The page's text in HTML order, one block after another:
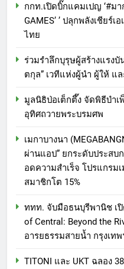
กกท.เปิดบิ๊กแคมเปญ ‘#ม
GAMES’ ’ ปลุกพลังเชียร์
ไทย
ร่วมรำลึกบุรุษผู้สร้างแรง
ตกุล” เวทีแห่งผู้นำ ผู้ให้
มูลนิธิป่อเต็กตึ๊ง จัดพิธีบำ
อุทิศถวายพระบรมศพ
เมกาบางนา
ผ่านแอป” ยกระดับประส
อดความสำเร็จ โปรแกรม
สมาชิกโต 15%
ททท. จับมือธนบุรีพานิช เปิ
of Central: Beyond the
อารยธรรมสายน้ำ กรุงเท
TITONI และ UKT ฉลอง